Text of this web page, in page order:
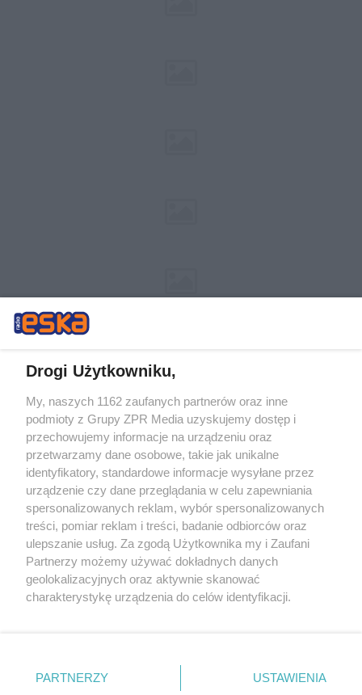
Żaden utwór zamieszczony w serwisie nie może być powielany i
rozpowszechniany lub dalej rozpowszechniany w jakikolwiek sposób (w
tym także elektroniczny lub mechaniczny) na jakimkolwiek polu
eksploatacji w jakiejkolwiek formie, włącznie z umieszczaniem w
Internecie bez pisemnej zgody właściciela praw. Jakiekolwiek użycie lub
wykorzystanie utworów w całości lub w części z naruszeniem prawa,
tzn. bez właściwej zgody, jest zabronione pod groźbą kary i może być
ścigane prawnie.
Drogi Użytkowniku,
My, naszych 1162 zaufanych partnerów oraz inne
podmioty z Grupy ZPR Media uzyskujemy dostęp i
przechowujemy informacje na urządzeniu oraz
przetwarzamy dane osobowe, takie jak unikalne
identyfikatory, standardowe informacje wysyłane przez
urządzenie czy dane przeglądania w celu zapewniania
spersonalizowanych reklam, wybór spersonalizowanych
treści, pomiar reklam i treści, badanie odbiorców oraz
ulepszanie usług. Za zgodą Użytkownika my i Zaufani
Partnerzy możemy używać dokładnych danych
geolokalizacyjnych oraz aktywnie skanować
charakterystykę urządzenia do celów identyfikacji.
zmienić/wycofać klikając przycisk ustawień prywatności
znajdujący się w lewym dolnym rogu strony
PARTNERZY USTAWIENIA